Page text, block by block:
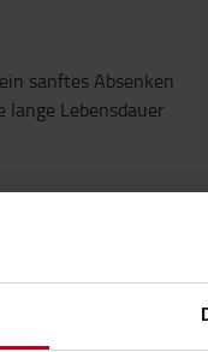
sanftes Absenken
lange Lebensdauer
sind mit bis zu 12